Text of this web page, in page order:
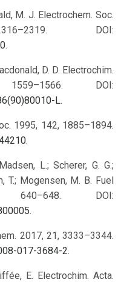
M. J. Electrochem. Soc.
DOI:
.
D. D. Electrochim.
DOI:
L.
1995, 142, 1885–1894.
.
L.; Scherer, G. G.;
T.; Mogensen, M. B. Fuel
DOI:
.
2017, 21, 3333–3344.
017-3684-2.
E. Electrochim. Acta.